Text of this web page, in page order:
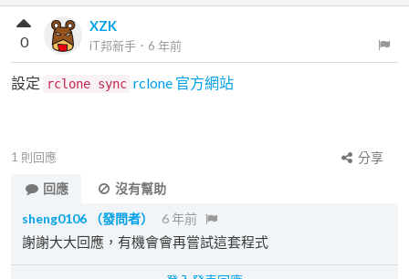
XZK
iT邦新手 ． 6 年前
0
設定 rclone sync rclone 官方網站
1 則回應
分享
回應
沒有幫助
sheng0106
（發問者） 6 年前
謝謝大大回應，有機會會再嘗試這套程式